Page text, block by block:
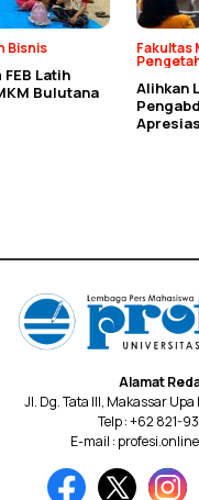
Bisnis
Latih
Bulutana
Fakultas
Alihkan
Alamat
Jl. Dg. Tata III, Makassar Upa
Telp : +62 821-
E-mail :